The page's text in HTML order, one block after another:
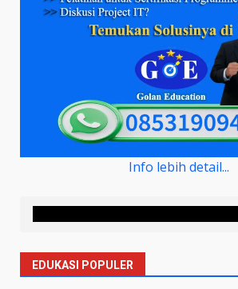
Info lebih detail...
EDUKASI POPULER